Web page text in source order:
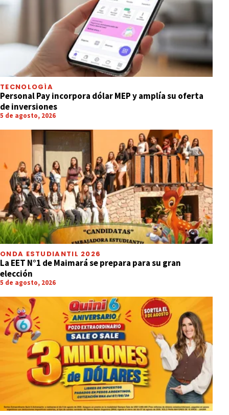
TECNOLOGÍA
Personal Pay incorpora dólar MEP y amplía su oferta
de inversiones
5 de agosto, 2026
ONDA ESTUDIANTIL 2026
La EET N°1 de Maimará se prepara para su gran
elección
5 de agosto, 2026